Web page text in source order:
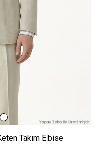
Takım Elbise